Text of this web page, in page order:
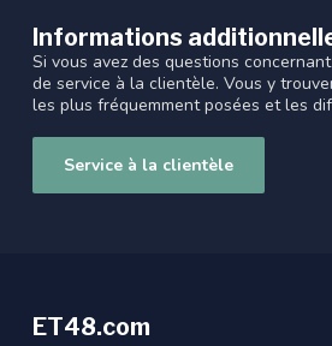
Informations
Si vous avez des questions
de service à la clientèle. Vous y
les plus fréquemment posées et les
Service à la clientèle
ET48.com